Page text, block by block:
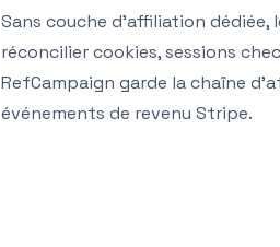
Sans couche d’affiliation
réconcilier cookies, sessions
RefCampaign garde la chaîne
événements de revenu Stripe.